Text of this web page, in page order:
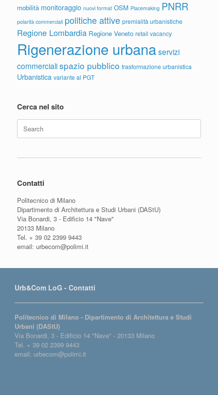
mobilità monitoraggio nuovi format OSM Placemaking PNRR
polarità commerciali politiche attive premialità urbanistiche
Regione Lombardia Regione Veneto retail vacancy
Rigenerazione urbanaservizi
commercialispazio pubblico trasformazione urbanistica
Urbanistica variante al PGT
Cerca nel sito
Search
for:
Contatti
Politecnico di Milano
Dipartimento di Architettura e Studi Urbani (DAStU)
Via Bonardi, 3 - Edificio 14 "Nave"
20133 Milano
Tel. + 39 02 2399 9443
email: urbecom@polimi.it
Urb&Com LoG - Contatti
Politecnico di Milano - Dipartimento di Architettura e Studi
Urbani (DAStU)
Via Bonardi, 3 - Edificio 14 "Nave" - 20133 Milano
Tel. + 39 02 2399 9443
email: urbecom@polimi.it